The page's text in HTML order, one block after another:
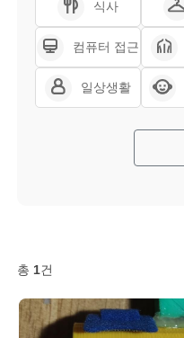
식사
컴퓨터 접근
일상생활
총 1건